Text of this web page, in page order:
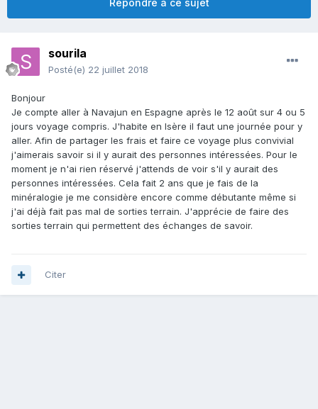
Répondre à ce sujet
sourila
Posté(e) 22 juillet 2018
Bonjour
Je compte aller à Navajun en Espagne après le 12 août sur 4 ou 5
jours voyage compris. J'habite en Isère il faut une journée pour y
aller. Afin de partager les frais et faire ce voyage plus convivial
j'aimerais savoir si il y aurait des personnes intéressées. Pour le
moment je n'ai rien réservé j'attends de voir s'il y aurait des
personnes intéressées. Cela fait 2 ans que je fais de la
minéralogie je me considère encore comme débutante même si
j'ai déjà fait pas mal de sorties terrain. J'apprécie de faire des
sorties terrain qui permettent des échanges de savoir.
Citer